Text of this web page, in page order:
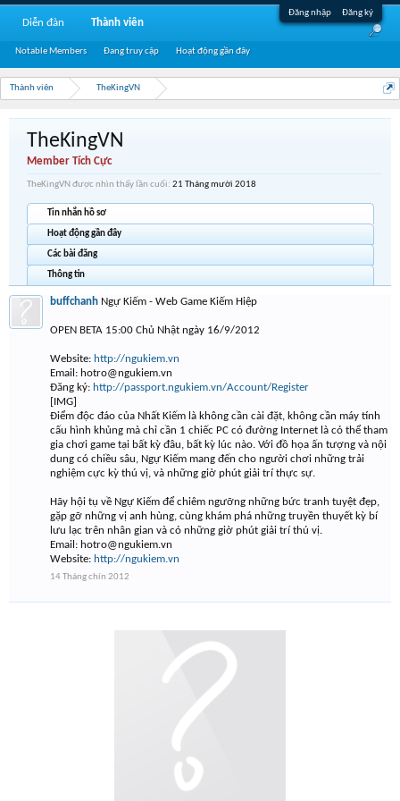
Đăng nhập Đăng ký
Thành viên TheKingVN
TheKingVN
Member Tích Cực
TheKingVN được nhìn thấy lần cuối: 21 Tháng mười 2018
Tin nhắn hồ sơ
Hoạt động gần đây
Các bài đăng
Thông tin
buffchanh Ngự Kiếm - Web Game Kiếm Hiệp
OPEN BETA 15:00 Chủ Nhật ngày 16/9/2012
Website: http://ngukiem.vn
Email: hotro@ngukiem.vn
Đăng ký: http://passport.ngukiem.vn/Account/Register
[IMG]
Điểm độc đáo của Nhất Kiếm là không cần cài đặt, không cần máy tính
cấu hình khủng mà chỉ cần 1 chiếc PC có đường Internet là có thể tham
gia chơi game tại bất kỳ đâu, bất kỳ lúc nào. Với đồ họa ấn tượng và nội
dung có chiều sâu, Ngự Kiếm mang đến cho người chơi những trải
nghiệm cực kỳ thú vị, và những giờ phút giải trí thực sự.
Hãy hội tụ về Ngự Kiếm để chiêm ngưỡng những bức tranh tuyệt đẹp,
gặp gỡ những vị anh hùng, cùng khám phá những truyền thuyết kỳ bí
lưu lạc trên nhân gian và có những giờ phút giải trí thú vị.
Email: hotro@ngukiem.vn
Website: http://ngukiem.vn
14 Tháng chín 2012
Diễn đàn Thành viên
Notable Members Đang truy cập Hoạt động gần đây